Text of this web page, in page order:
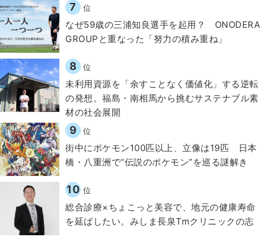
7 位
なぜ59歳の三浦知良選手を起用？ ONODERA
GROUPと重なった「努力の積み重ね」
8 位
​​未利用資源を「余すことなく価値化」する逆転
の発想。福島・南相馬から挑むサステナブル素
材の社会展開​
9 位
街中にポケモン100匹以上、立像は19匹 日本
橋・八重洲で“伝説のポケモン”を巡る謎解き
10 位
総合診療×ちょこっと美容で、地元の健康寿命
を延ばしたい。みしま長泉Tmクリニックの志